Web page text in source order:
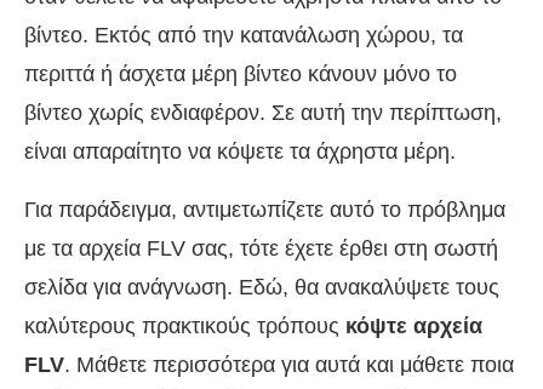
βίντεο. Εκτός από την κατανάλωση χώρου, τα
περιττά ή άσχετα μέρη βίντεο κάνουν μόνο το
βίντεο χωρίς ενδιαφέρον. Σε αυτή την περίπτωση,
είναι απαραίτητο να κόψετε τα άχρηστα μέρη.
Για παράδειγμα, αντιμετωπίζετε αυτό το πρόβλημα
με τα αρχεία FLV σας, τότε έχετε έρθει στη σωστή
σελίδα για ανάγνωση. Εδώ, θα ανακαλύψετε τους
καλύτερους πρακτικούς τρόπους κόψτε αρχεία
FLV. Μάθετε περισσότερα για αυτά και μάθετε ποια